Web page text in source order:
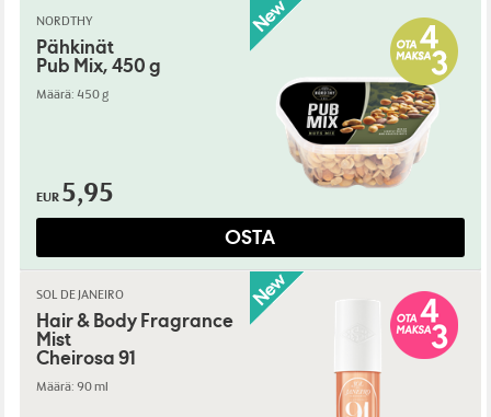
NORDTHY
Pähkinät
Pub Mix, 450 g
Määrä: 450 g
EUR 5,95
OSTA
SOL DE JANEIRO
Hair & Body Fragrance
Mist
Cheirosa 91
Määrä: 90 ml